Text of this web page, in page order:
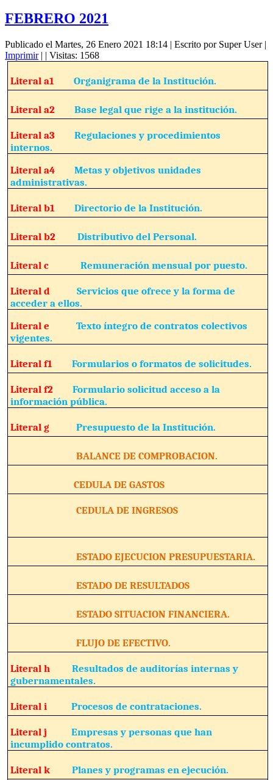
FEBRERO 2021
Publicado el Martes, 26 Enero 2021 18:14 | Escrito por Super User|
Imprimir| | Visitas: 1568
Literal a1Organigrama de la Institución.
Literal a2Base legal que rige a la institución.
Literal a3Regulaciones y procedimientos
internos.
Literal a4Metas y objetivos unidades
administrativas.
Literal b1Directorio de la Institución.
Literal b2Distributivo del Personal.
Literal c Remuneración mensual por puesto.
Literal dServicios que ofrece y la forma de
acceder a ellos.
Literal eTexto íntegro de contratos colectivos
vigentes.
Literal f1Formularios o formatos de solicitudes.
Literal f2Formulario solicitud acceso a la
información pública.
Literal gPresupuesto de la Institución.
BALANCE DE COMPROBACION.
CEDULA DE GASTOS
CEDULA DE INGRESOS
ESTADO EJECUCION PRESUPUESTARIA.
ESTADO DE RESULTADOS
ESTADO SITUACION FINANCIERA.
FLUJO DE EFECTIVO.
Literal hResultados de auditorías internas y
gubernamentales.
Literal iProcesos de contrataciones.
Literal jEmpresas y personas que han
incumplido contratos.
Literal kPlanes y programas en ejecución.